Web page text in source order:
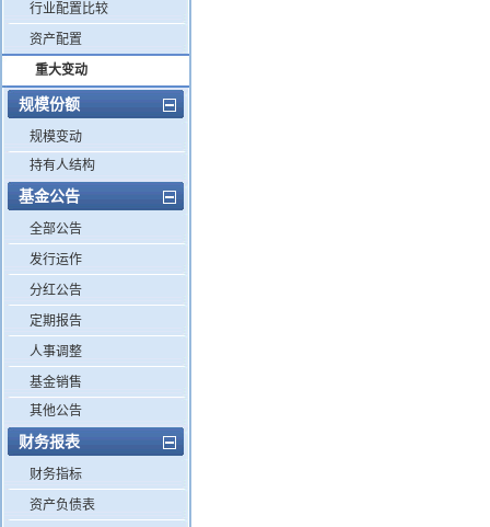
行业配置比较
资产配置
重大变动
规模份额
规模变动
持有人结构
基金公告
全部公告
发行运作
分红公告
定期报告
人事调整
基金销售
其他公告
财务报表
财务指标
资产负债表